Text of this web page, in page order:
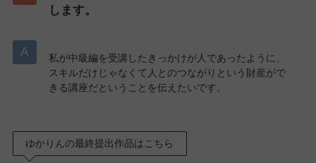
します。
私が中級編を受講したきっかけが人であったように、
スキルだけじゃなくて人とのつながりという財産がで
きる講座だということを伝えたいです。
ゆかりんの最終提出作品はこちら